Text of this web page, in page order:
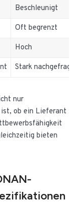
Beschleunigt
Oft begrenzt
Hoch
Stark nachgefragt
nur
ist, ob ein Lieferant
bieten